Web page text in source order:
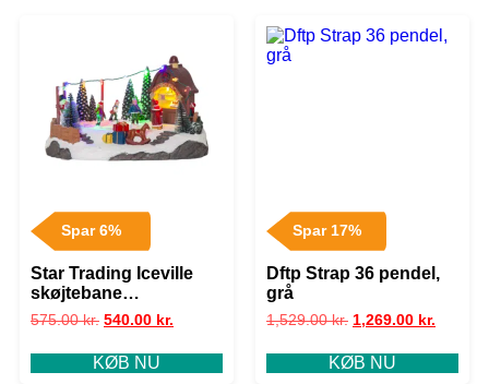
Spar 6%
Star Trading Iceville
skøjtebane
julelandskab
575.00kr. 540.00 kr.
KØB NU
Spar 17%
Dftp Strap 36 pendel,
grå
1,529.00kr. 1,269.00 kr.
KØB NU